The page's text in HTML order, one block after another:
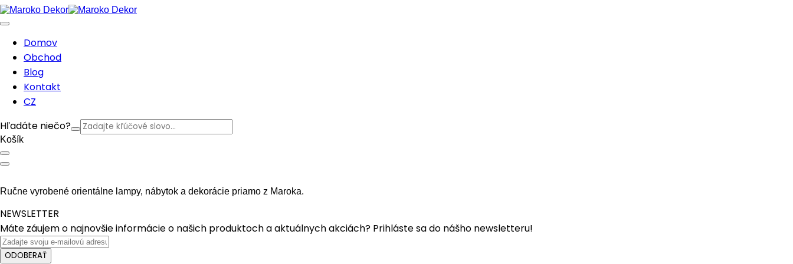
Domov
Obchod
Blog
Kontakt
CZ
Hľadáte niečo?
Košík
Ručne vyrobené orientálne lampy, nábytok a dekorácie priamo z Maroka.
NEWSLETTER
Máte záujem o najnovšie informácie o našich produktoch a aktuálnych akciách? Prihláste sa do nášho newsletteru!
ODOBERAŤ